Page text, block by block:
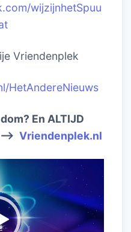
wijzijnhetSpuu
Vriendenplek
HetAndereNieuws
En ALTIJD
Vriendenplek.nl